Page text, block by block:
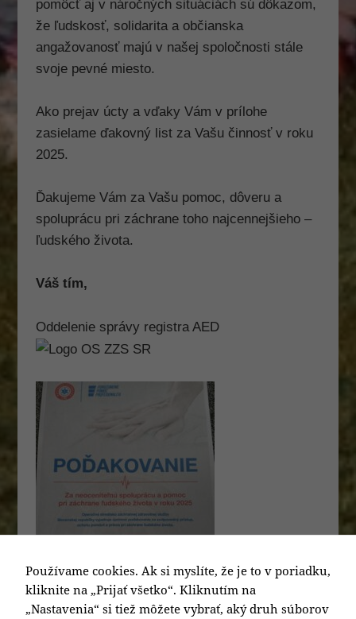
pomôcť aj v náročných situáciách sú dôkazom,
že ľudskosť, solidarita a občianska
angažovanosť majú v našej spoločnosti stále
svoje pevné miesto.
Ako prejav úcty a vďaky Vám v prílohe
zasielame ďakovný list za Vašu činnosť v roku
2025.
Ďakujeme Vám za Vašu pomoc, dôveru a
spoluprácu pri záchrane toho najcennejšieho –
ľudského života.
Váš tím,
Oddelenie správy registra AED
Používame cookies. Ak si myslíte, že je to v poriadku,
kliknite na „Prijať všetko“. Kliknutím na
„Nastavenia“ si tiež môžete vybrať, aký druh súborov
stránky
zmiznú.
svojich záujmov
a správania
na zobrazenie
obsahu a ponúk